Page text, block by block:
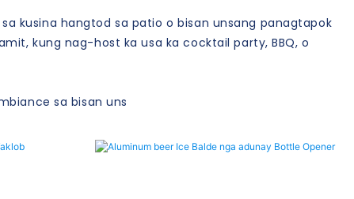
kusina hangtod sa patio o bisan unsang panagtapok
kung nag-host ka usa ka cocktail party, BBQ, o
sa bisan uns